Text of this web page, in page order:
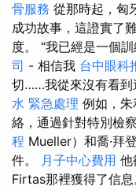
骨服務 從那時起，匈
成功故事，這證實了
度。 “我已經是一個
司 - 相信我 台中眼科
切……我從來沒有看到
水 緊急處理 例如，
絡，通過針對特別檢
程 Mueller）和喬·拜
件。 月子中心費用 他
Firtas那裡獲得了信息